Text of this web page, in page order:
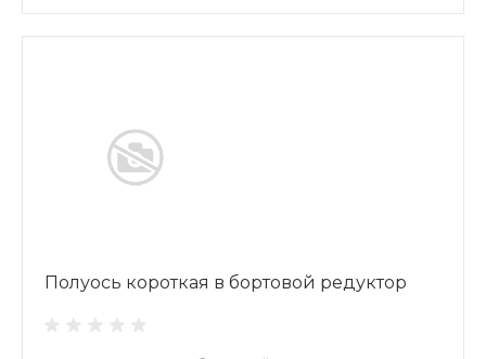
Полуось короткая в бортовой редуктор